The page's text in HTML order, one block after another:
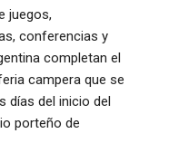
juegos,
conferencias y
completan el
campera que se
días del inicio del
porteño de